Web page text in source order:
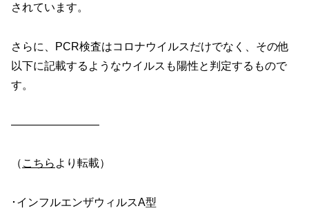
されています。
さらに、PCR検査はコロナウイルスだけでなく、その他
以下に記載するようなウイルスも陽性と判定するもので
す。
————————
（ こちら より転載）
･インフルエンザウィルスA型